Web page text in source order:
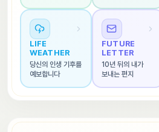
LIFE
WEATHER
당신의 인생 기후를
예보합니다
FUTURE
LETTER
10년 뒤의 내가
보내는 편지